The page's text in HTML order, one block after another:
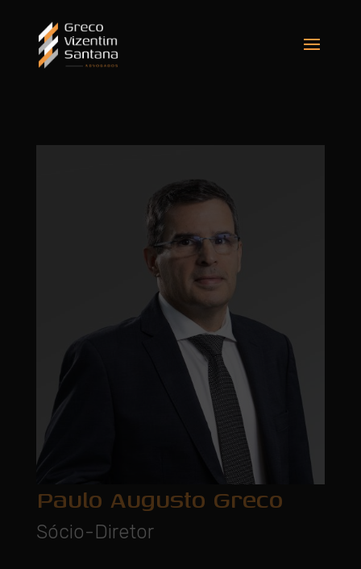
Paulo Augusto Greco
Sócio-Diretor